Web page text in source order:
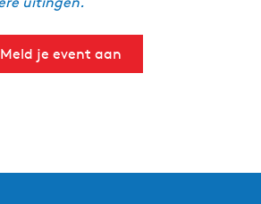
Meld je event aan